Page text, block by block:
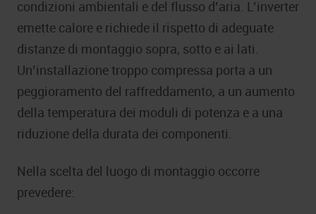
condizioni ambientali e del flusso d’aria. L’inverter
emette calore e richiede il rispetto di adeguate
distanze di montaggio sopra, sotto e ai lati.
Un’installazione troppo compressa porta a un
peggioramento del raffreddamento, a un aumento
della temperatura dei moduli di potenza e a una
riduzione della durata dei componenti.
Nella scelta del luogo di montaggio occorre
prevedere: